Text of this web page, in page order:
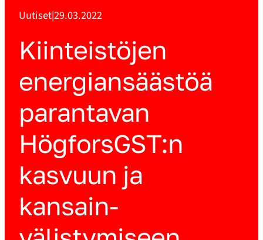
Uutiset|29.03.2022
Kiinteistöjen
energian­säästöä
parantavan
HögforsGST:n
kasvuun ja
kansain­